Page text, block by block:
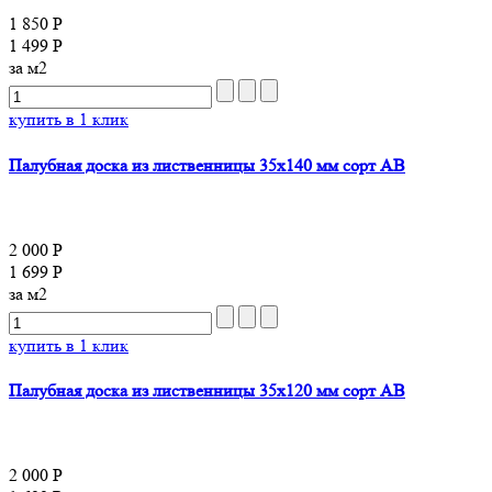
1 850 Р
1 499 Р
за м2
купить в 1 клик
Палубная доска из лиственницы 35x140 мм сорт AB
2 000 Р
1 699 Р
за м2
купить в 1 клик
Палубная доска из лиственницы 35x120 мм сорт AB
2 000 Р